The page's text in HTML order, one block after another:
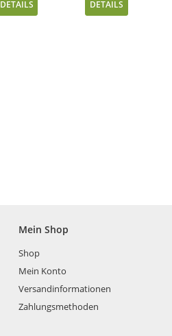
DETAILS DETAILS
Mein Shop
Shop
Mein Konto
Versandinformationen
Zahlungsmethoden